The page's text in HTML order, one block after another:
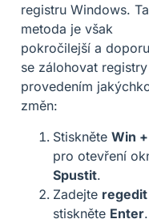
registru Windows.
metoda je však
pokročilejší a
se zálohovat
provedením
změn:
Stiskněte Win +
pro otevření
Spustit.
Zadejte regedit
stiskněte Enter.